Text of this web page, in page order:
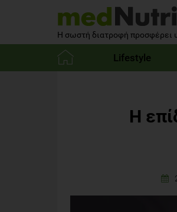
Η σωστή διατροφή προσφέρει
Lifestyle
Η